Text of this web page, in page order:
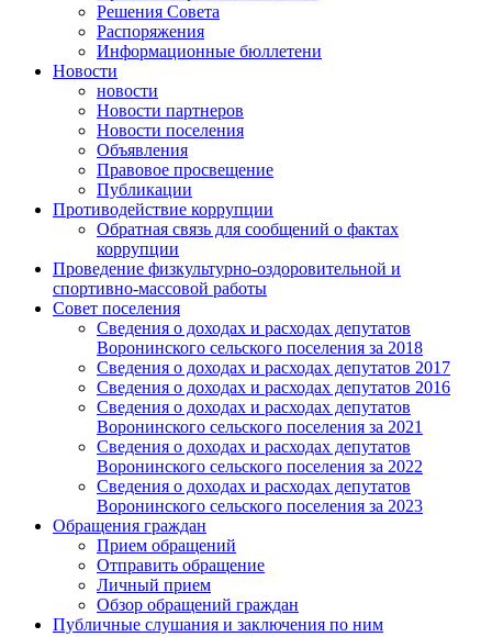
Решения Совета
Распоряжения
Информационные бюллетени
Новости
новости
Новости партнеров
Новости поселения
Объявления
Правовое просвещение
Публикации
Противодействие коррупции
Обратная связь для сообщений о фактах
коррупции
Проведение физкультурно-оздоровительной и
спортивно-массовой работы
Совет поселения
Сведения о доходах и расходах депутатов
Воронинского сельского поселения за 2018
Сведения о доходах и расходах депутатов 2017
Сведения о доходах и расходах депутатов 2016
Сведения о доходах и расходах депутатов
Воронинского сельского поселения за 2021
Сведения о доходах и расходах депутатов
Воронинского сельского поселения за 2022
Сведения о доходах и расходах депутатов
Воронинского сельского поселения за 2023
Обращения граждан
Прием обращений
Отправить обращение
Личный прием
Обзор обращений граждан
Публичные слушания и заключения по ним